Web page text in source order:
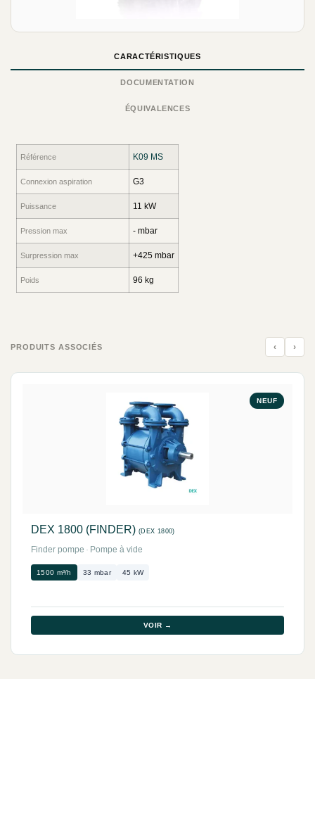
CARACTÉRISTIQUES
DOCUMENTATION
ÉQUIVALENCES
Référence K09 MS
Connexion aspiration G3
Puissance 11 kW
Pression max - mbar
Surpression max +425 mbar
Poids 96 kg
PRODUITS ASSOCIÉS ‹ ›
NEUF
DEX 1800 (FINDER) (DEX 1800)
Finder pompe · Pompe à vide
1500 m³/h 33 mbar 45 kW
VOIR →